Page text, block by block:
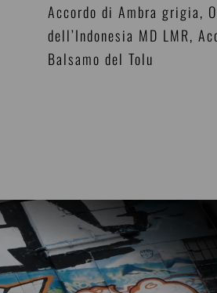
Accordo di Ambra grigia,
dell’Indonesia MD LMR,
Balsamo del Tolu